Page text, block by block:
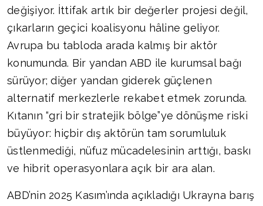
değişiyor. İttifak artık bir değerler projesi değil,
çıkarların geçici koalisyonu hâline geliyor.
Avrupa bu tabloda arada kalmış bir aktör
konumunda. Bir yandan ABD ile kurumsal bağı
sürüyor; diğer yandan giderek güçlenen
alternatif merkezlerle rekabet etmek zorunda.
Kıtanın “gri bir stratejik bölge”ye dönüşme riski
büyüyor: hiçbir dış aktörün tam sorumluluk
üstlenmediği, nüfuz mücadelesinin arttığı, baskı
ve hibrit operasyonlara açık bir ara alan.
ABD’nin 2025 Kasım’ında açıkladığı Ukrayna barış